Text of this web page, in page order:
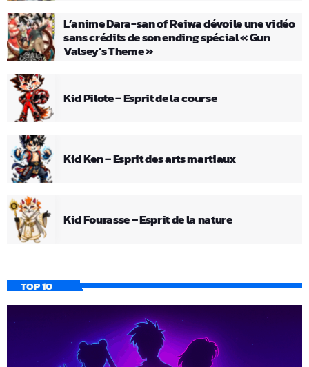
L’anime Dara-san of Reiwa dévoile une vidéo
sans crédits de son ending spécial « Gun
Valsey’s Theme »
Kid Pilote – Esprit de la course
Kid Ken – Esprit des arts martiaux
Kid Fourasse – Esprit de la nature
TOP 10